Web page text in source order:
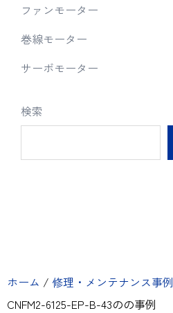
ファンモーター
巻線モーター
サーボモーター
検索
ホーム / 修理・メンテナンス事例
CNFM2-6125-EP-B-43のの事例